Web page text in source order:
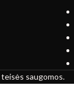
saugomos.